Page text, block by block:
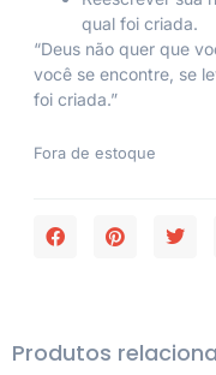
qual foi criada.
“Deus não quer que
você se encontre, se
foi criada.”
Fora de estoque
Produtos